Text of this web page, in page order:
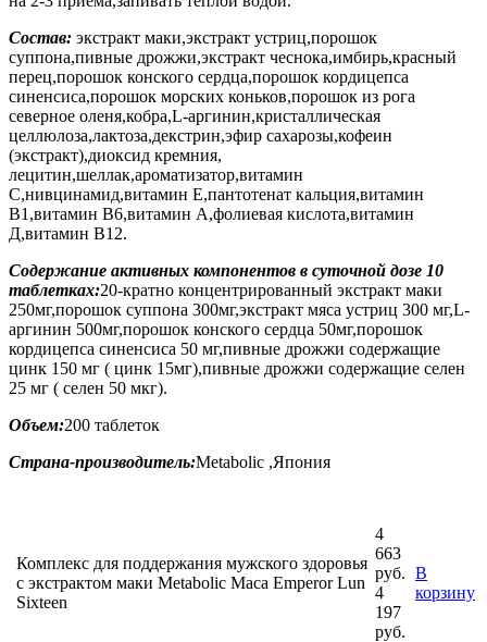
Состав: экстракт маки,экстракт устриц,порошок
суппона,пивные дрожжи,экстракт чеснока,имбирь,красный
перец,порошок конского сердца,порошок кордицепса
синенсиса,порошок морских коньков,порошок из рога
северное оленя,кобра,L-аргинин,кристаллическая
целлюлоза,лактоза,декстрин,эфир сахарозы,кофеин
(экстракт),диоксид кремния,
лецитин,шеллак,ароматизатор,витамин
С,нивцинамид,витамин Е,пантотенат кальция,витамин
В1,витамин В6,витамин А,фолиевая кислота,витамин
Д,витамин В12.
Содержание активных компонентов в суточной дозе 10
таблетках:20-кратно концентрированный экстракт маки
250мг,порошок суппона 300мг,экстракт мяса устриц 300 мг,L-
аргинин 500мг,порошок конского сердца 50мг,порошок
кордицепса синенсиса 50 мг,пивные дрожжи содержащие
цинк 150 мг ( цинк 15мг),пивные дрожжи содержащие селен
25 мг ( селен 50 мкг).
Объем:200 таблеток
Страна-производитель:Metabolic ,Япония
Комплекс для поддержания мужского здоровья
с экстрактом маки Metabolic Maca Emperor Lun
Sixteen
4
663
руб.
4
197
руб.
В
корзину